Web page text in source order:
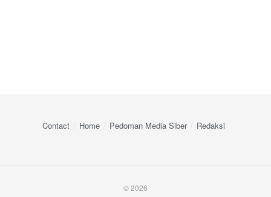
Contact Home Pedoman Media Siber Redaksi
© 2026